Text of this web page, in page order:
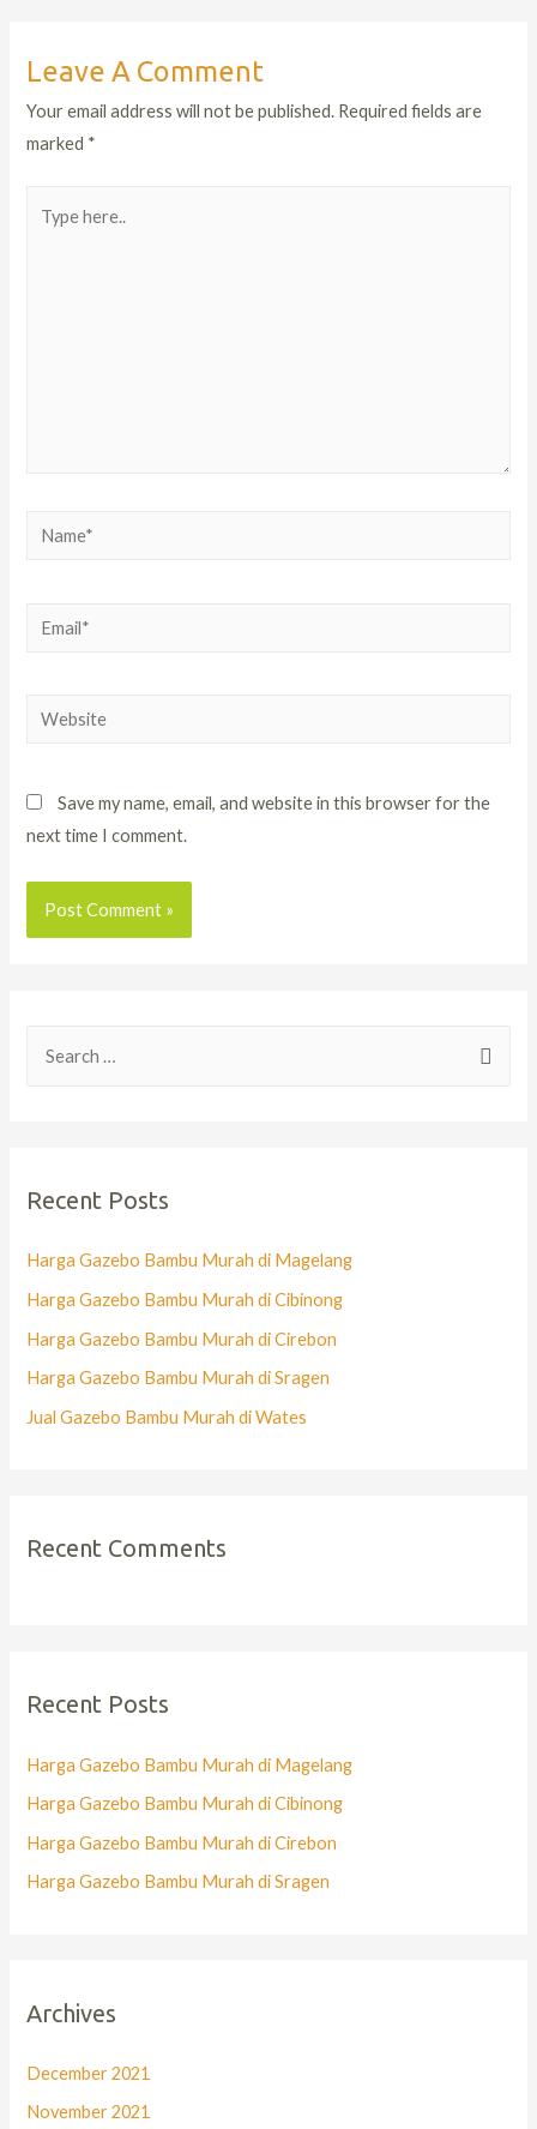
Leave A Comment
Your email address will not be published. Required fields are
marked *
Save my name, email, and website in this browser for the
next time I comment.
Recent Posts
Harga Gazebo Bambu Murah di Magelang
Harga Gazebo Bambu Murah di Cibinong
Harga Gazebo Bambu Murah di Cirebon
Harga Gazebo Bambu Murah di Sragen
Jual Gazebo Bambu Murah di Wates
Recent Comments
Recent Posts
Harga Gazebo Bambu Murah di Magelang
Harga Gazebo Bambu Murah di Cibinong
Harga Gazebo Bambu Murah di Cirebon
Harga Gazebo Bambu Murah di Sragen
Archives
December 2021
November 2021